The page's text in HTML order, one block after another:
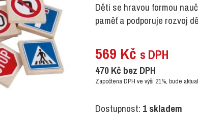
Děti se hravou formou
paměť a podporuje rozvoj
569 Kč s DPH
470Kč bez DPH
Započtena DPH ve výši 21%, bude
Dostupnost: 1 skladem